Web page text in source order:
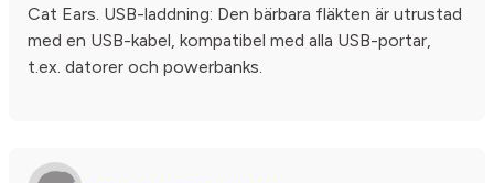
Cat Ears. USB-laddning: Den bärbara fläkten är utrustad
med en USB-kabel, kompatibel med alla USB-portar,
t.ex. datorer och powerbanks.